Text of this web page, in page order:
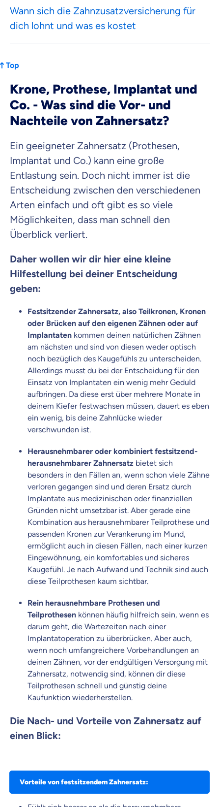
Wann sich die Zahnzusatzversicherung für
dich lohnt und was es kostet
Top
Krone, Prothese, Implantat und
Co. - Was sind die Vor- und
Nachteile von Zahnersatz?
Ein geeigneter Zahnersatz (Prothesen,
Implantat und Co.) kann eine große
Entlastung sein. Doch nicht immer ist die
Entscheidung zwischen den verschiedenen
Arten einfach und oft gibt es so viele
Möglichkeiten, dass man schnell den
Überblick verliert.
Daher wollen wir dir hier eine kleine
Hilfestellung bei deiner Entscheidung
geben:
Festsitzender Zahnersatz, also Teilkronen, Kronen
oder Brücken auf den eigenen Zähnen oder auf
Implantaten kommen deinen natürlichen Zähnen
am nächsten und sind von diesen weder optisch
noch bezüglich des Kaugefühls zu unterscheiden.
Allerdings musst du bei der Entscheidung für den
Einsatz von Implantaten ein wenig mehr Geduld
aufbringen. Da diese erst über mehrere Monate in
deinem Kiefer festwachsen müssen, dauert es eben
ein wenig, bis deine Zahnlücke wieder
verschwunden ist.
Herausnehmbarer oder kombiniert festsitzend-
herausnehmbarer Zahnersatz bietet sich
besonders in den Fällen an, wenn schon viele Zähne
verloren gegangen sind und deren Ersatz durch
Implantate aus medizinischen oder finanziellen
Gründen nicht umsetzbar ist. Aber gerade eine
Kombination aus herausnehmbarer Teilprothese und
passenden Kronen zur Verankerung im Mund,
ermöglicht auch in diesen Fällen, nach einer kurzen
Eingewöhnung, ein komfortables und sicheres
Kaugefühl. Je nach Aufwand und Technik sind auch
diese Teilprothesen kaum sichtbar.
Rein herausnehmbare Prothesen und
Teilprothesen können häufig hilfreich sein, wenn es
darum geht, die Wartezeiten nach einer
Implantatoperation zu überbrücken. Aber auch,
wenn noch umfangreichere Vorbehandlungen an
deinen Zähnen, vor der endgültigen Versorgung mit
Zahnersatz, notwendig sind, können dir diese
Teilprothesen schnell und günstig deine
Kaufunktion wiederherstellen.
Die Nach- und Vorteile von Zahnersatz auf
einen Blick:
Vorteile von festsitzendem Zahnersatz: